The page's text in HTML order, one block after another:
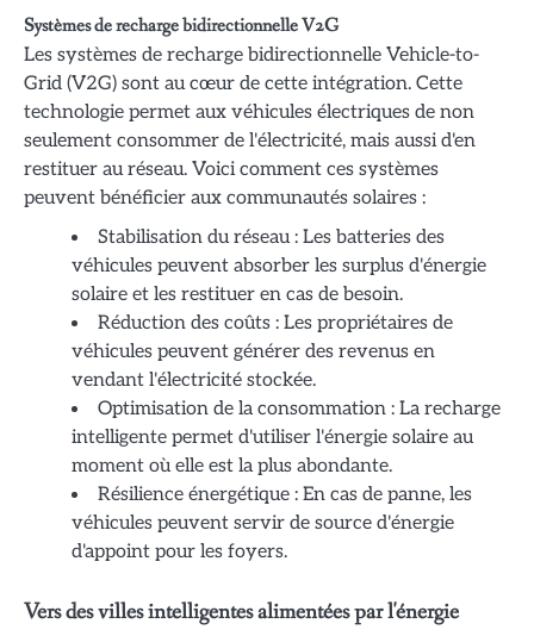
Systèmes de recharge bidirectionnelle V2G
Les systèmes de recharge bidirectionnelle Vehicle-to-
Grid (V2G) sont au cœur de cette intégration. Cette
technologie permet aux véhicules électriques de non
seulement consommer de l'électricité, mais aussi d'en
restituer au réseau. Voici comment ces systèmes
peuvent bénéficier aux communautés solaires :
Stabilisation du réseau : Les batteries des
véhicules peuvent absorber les surplus d'énergie
solaire et les restituer en cas de besoin.
Réduction des coûts : Les propriétaires de
véhicules peuvent générer des revenus en
vendant l'électricité stockée.
Optimisation de la consommation : La recharge
intelligente permet d'utiliser l'énergie solaire au
moment où elle est la plus abondante.
Résilience énergétique : En cas de panne, les
véhicules peuvent servir de source d'énergie
d'appoint pour les foyers.
Vers des villes intelligentes alimentées par l'énergie